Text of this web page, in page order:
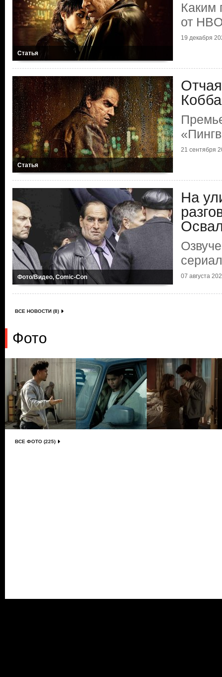
Статья
Каким
от
19 декабря
Статья
Кобба
21 сентября
Фото/Видео, Comic-Con
На
07 августа
ВСЕ НОВОСТИ (8)
Фото
ВСЕ ФОТО (225)